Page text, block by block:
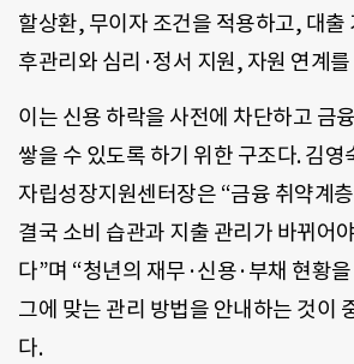
할상환, 무이자 조건을 적용하고, 대출
후관리와 심리·정서 지원, 자원 연계
이는 신용 하락을 사전에 차단하고 금
쌓을 수 있도록 하기 위한 구조다. 김
자립성장지원센터장은 “금융 취약계
결국 소비 습관과 지출 관리가 바뀌어
다”며 “청년의 재무·신용·부채 현황
그에 맞는 관리 방법을 안내하는 것이
다.